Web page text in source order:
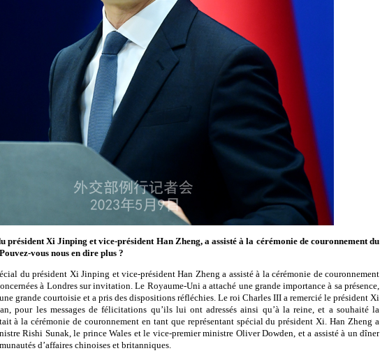
président Xi Jinping et vice-président Han Zheng, a assisté à la cérémonie de couronnement du
vous nous en dire plus ?
du président Xi Jinping et vice-président Han Zheng a assisté à la cérémonie de couronnement
à Londres sur invitation. Le Royaume-Uni a attaché une grande importance à sa présence,
grande courtoisie et a pris des dispositions réfléchies. Le roi Charles III a remercié le président Xi
pour les messages de félicitations qu’ils lui ont adressés ainsi qu’à la reine, et a souhaité la
à la cérémonie de couronnement en tant que représentant spécial du président Xi. Han Zheng a
Rishi Sunak, le prince Wales et le vice-premier ministre Oliver Dowden, et a assisté à un dîner
d’affaires chinoises et britanniques.